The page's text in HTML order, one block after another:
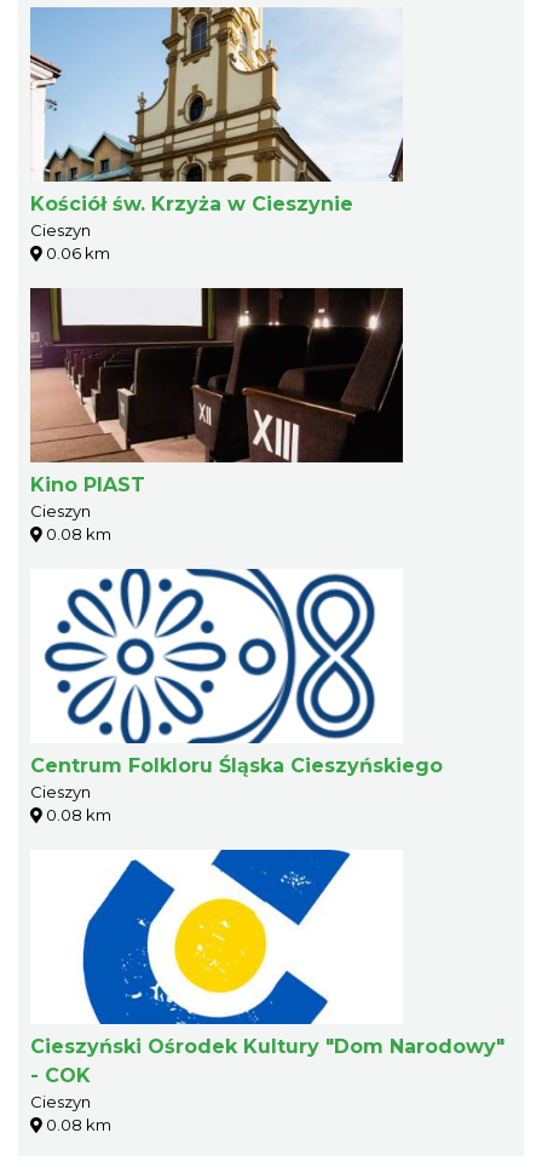
Kościół św. Krzyża w Cieszynie
Cieszyn
0.06 km
Kino PIAST
Cieszyn
0.08 km
Centrum Folkloru Śląska Cieszyńskiego
Cieszyn
0.08 km
Cieszyński Ośrodek Kultury "Dom Narodowy"
- COK
Cieszyn
0.08 km